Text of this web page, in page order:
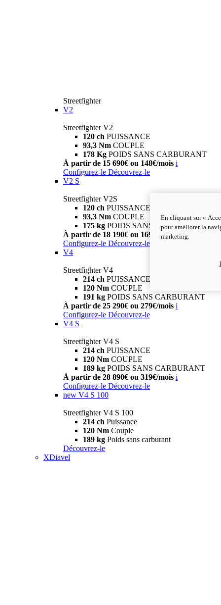
Streetfighter
V2
Streetfighter V2
120 ch PUISSANCE
93,3 Nm COUPLE
178 Kg POIDS SANS CARBURANT
À partir de 15 690€ ou 148€/mois i
Configurez-le Découvrez-le
V2 S
Streetfighter V2S
120 ch PUISSANCE
93,3 Nm COUPLE
175 kg POIDS SANS CARBURANT
À partir de 18 190€ ou 169€/mois i
Configurez-le Découvrez-le
V4
Streetfighter V4
214 ch PUISSANCE
120 Nm COUPLE
191 kg POIDS SANS CARBURANT
À partir de 25 290€ ou 279€/mois i
Configurez-le Découvrez-le
V4 S
Streetfighter V4 S
214 ch PUISSANCE
120 Nm COUPLE
189 kg POIDS SANS CARBURANT
À partir de 28 890€ ou 319€/mois i
Configurez-le Découvrez-le
new V4 S 100
Streetfighter V4 S 100
214 ch Puissance
120 Nm Couple
189 kg Poids sans carburant
Découvrez-le
XDiavel
En cliquant sur «
pour améliorer la
marketing.